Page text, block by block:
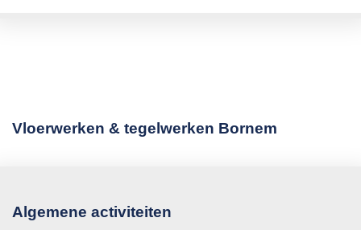
Vloerwerken & tegelwerken Bornem
Algemene activiteiten